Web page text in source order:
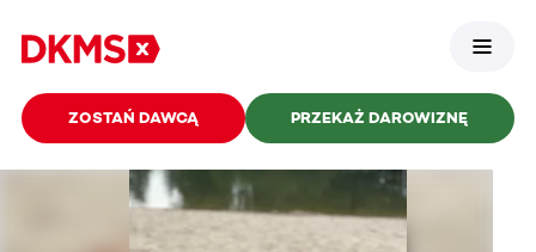
ZOSTAŃ DAWCĄ PRZEKAŻ DAROWIZNĘ